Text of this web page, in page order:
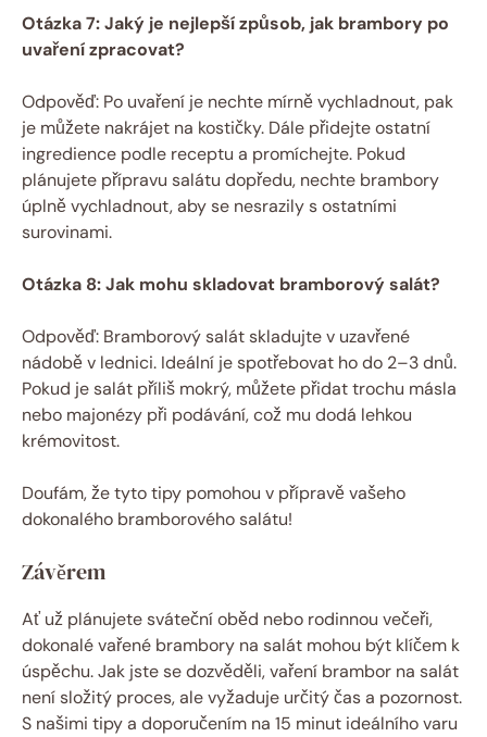
Otázka 7: Jaký je nejlepší způsob, jak brambory po
uvaření zpracovat?
Odpověď: Po uvaření je nechte mírně vychladnout, pak
je můžete nakrájet na kostičky. Dále přidejte ostatní
ingredience podle receptu a promíchejte. Pokud
plánujete přípravu salátu dopředu, nechte brambory
úplně vychladnout, aby se nesrazily s ostatními
surovinami.
Otázka 8: Jak mohu skladovat bramborový salát?
Odpověď: Bramborový salát skladujte v uzavřené
nádobě v lednici. Ideální je spotřebovat ho do 2–3 dnů.
Pokud je salát příliš mokrý, můžete přidat trochu másla
nebo majonézy při podávání, což mu dodá lehkou
krémovitost.
Doufám, že tyto tipy pomohou v přípravě vašeho
dokonalého bramborového salátu!
Závěrem
Ať už plánujete sváteční oběd nebo rodinnou večeři,
dokonalé vařené brambory na salát mohou být klíčem k
úspěchu. Jak jste se dozvěděli, vaření brambor na salát
není složitý proces, ale vyžaduje určitý čas a pozornost.
S našimi tipy a doporučením na 15 minut ideálního varu